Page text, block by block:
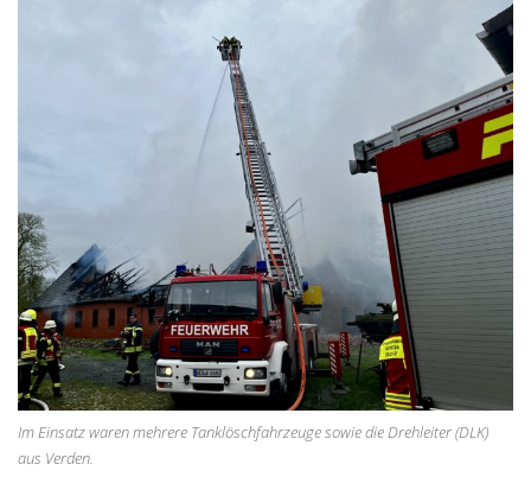
Im Einsatz waren mehrere Tanklöschfahrzeuge sowie die Drehleiter (DLK)
aus Verden.